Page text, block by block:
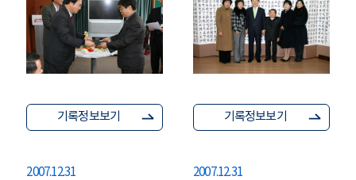
기록정보보기 기록정보보기
2007.12.31 2007.12.31